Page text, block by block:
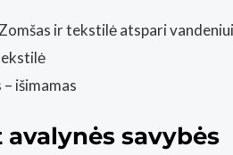
ir tekstilė atspari vandeniui
išimamas
avalynės savybės